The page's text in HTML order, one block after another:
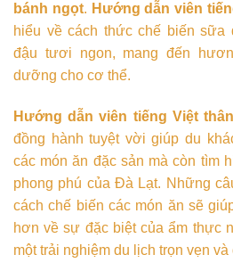
bánh ngọt. Hướng dẫn viên
hiểu về cách thức chế biến sữa
đậu tươi ngon, mang đến
dưỡng cho cơ thể.
Hướng dẫn viên tiếng Việt
đồng hành tuyệt vời giúp du
các món ăn đặc sản mà còn tìm
phong phú của Đà Lạt. Những
cách chế biến các món ăn sẽ
hơn về sự đặc biệt của ẩm thực
một trải nghiệm du lịch trọn vẹn và